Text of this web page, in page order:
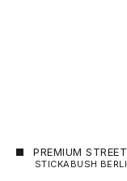
PREMIUM
STICKABUSH